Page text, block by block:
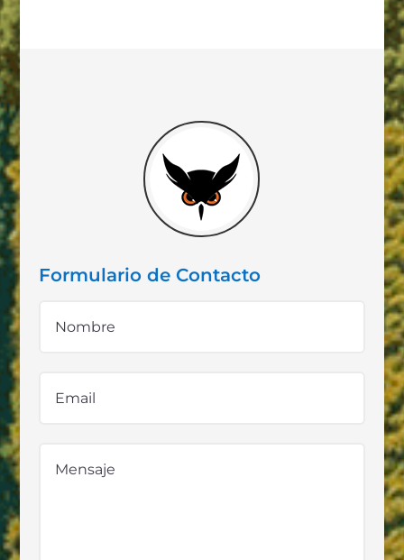
Formulario de Contacto